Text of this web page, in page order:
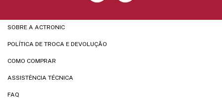
SOBRE A ACTRONIC
POLÍTICA DE TROCA E DEVOLUÇÃO
COMO COMPRAR
ASSISTÊNCIA TÉCNICA
FAQ